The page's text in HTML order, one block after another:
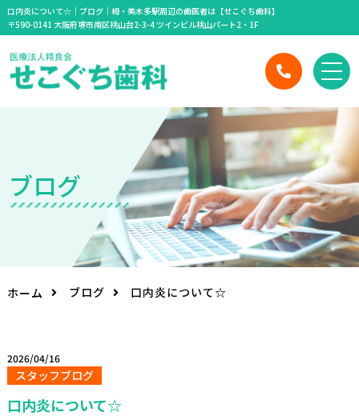
口内炎について☆｜ブログ｜栂・美木多駅周辺の歯医者は【せこぐち歯科】
〒590-0141 大阪府堺市南区桃山台2-3-4 ツインビル桃山パート2・1F
ブログ
ホーム ブログ 口内炎について☆
2026/04/16
スタッフブログ
口内炎について☆